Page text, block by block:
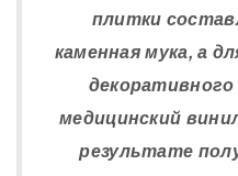
плитки
каменная мука, а
медицинский
результате